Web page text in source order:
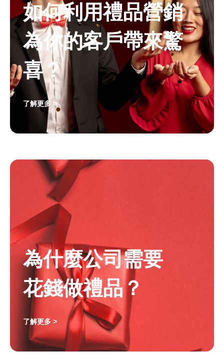
為什麼公司需要
花錢做禮品？
了解更多 >
如何利用禮品營銷
為你的客戶帶來驚
喜？
了解更多 >